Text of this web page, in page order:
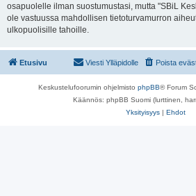
osapuolelle ilman suostumustasi, mutta "SBiL
ole vastuussa mahdollisen tietoturvamurron
ulkopuolisille tahoille.
Etusivu Poista
Viesti Ylläpidolle
Keskustelufoorumin ohjelmisto phpBB® Forum
Käännös: phpBB Suomi (lurttinen,
Yksityisyys | Ehdot